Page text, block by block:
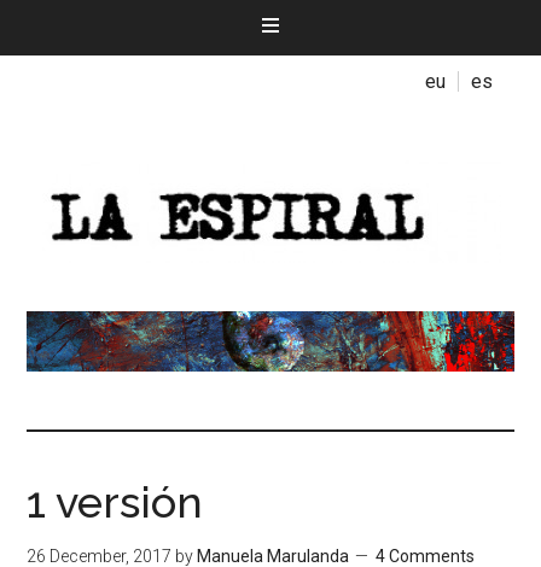
eu es
1 versión
26 December, 2017 by Manuela Marulanda 4 Comments